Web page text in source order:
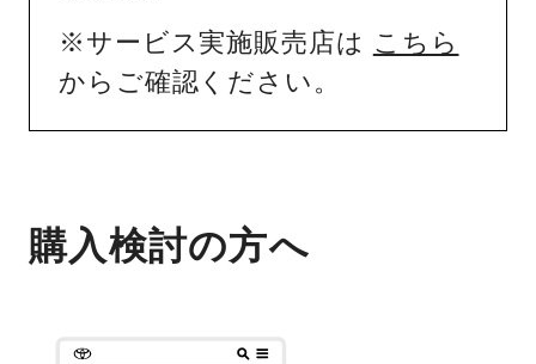
※サービス実施販売店は こちら
からご確認ください。
購入検討の方へ